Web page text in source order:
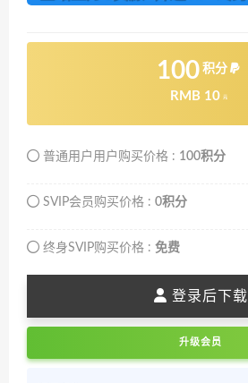
100 积分
RMB 10 元
普通用户用户购买价格 : 100积分
SVIP会员购买价格 : 0积分
终身SVIP购买价格 : 免费
登录后下载
升级会员